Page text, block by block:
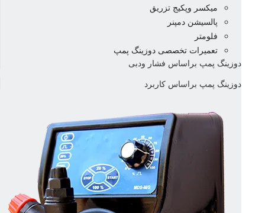
میکسر وپکیج تزریق
پالسیشن دمپنر
فلومتر
تعمیرات تخصصی دوزینگ پمپ
دوزینگ پمپ براساس فشار ودبی
دوزینگ پمپ براساس کاربرد